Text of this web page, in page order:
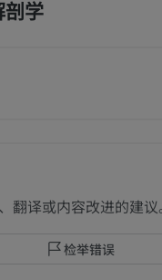
剖学
翻译或内容改进的建议
检举错误